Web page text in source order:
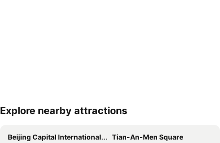
Explore nearby attractions
Beijing Capital International Airport
Tian-An-Men Square